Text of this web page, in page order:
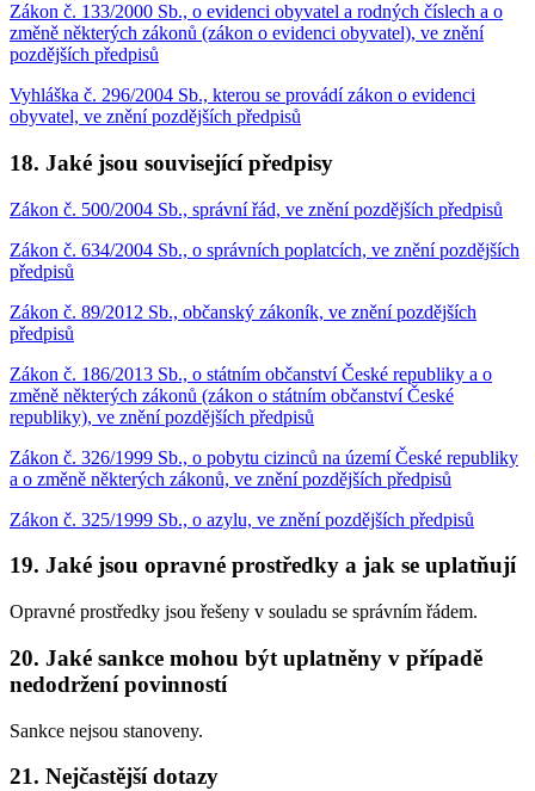
Zákon č. 133/2000 Sb., o evidenci obyvatel a rodných číslech a o
změně některých zákonů (zákon o evidenci obyvatel), ve znění
pozdějších předpisů
Vyhláška č. 296/2004 Sb., kterou se provádí zákon o evidenci
obyvatel, ve znění pozdějších předpisů
18. Jaké jsou související předpisy
Zákon č. 500/2004 Sb., správní řád, ve znění pozdějších předpisů
Zákon č. 634/2004 Sb., o správních poplatcích, ve znění pozdějších
předpisů
Zákon č. 89/2012 Sb., občanský zákoník, ve znění pozdějších
předpisů
Zákon č. 186/2013 Sb., o státním občanství České republiky a o
změně některých zákonů (zákon o státním občanství České
republiky), ve znění pozdějších předpisů
Zákon č. 326/1999 Sb., o pobytu cizinců na území České republiky
a o změně některých zákonů, ve znění pozdějších předpisů
Zákon č. 325/1999 Sb., o azylu, ve znění pozdějších předpisů
19. Jaké jsou opravné prostředky a jak se uplatňují
Opravné prostředky jsou řešeny v souladu se správním řádem.
20. Jaké sankce mohou být uplatněny v případě
nedodržení povinností
Sankce nejsou stanoveny.
21. Nejčastější dotazy